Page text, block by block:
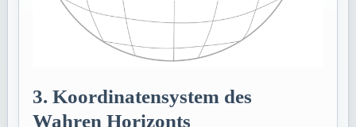
3. Koordinatensystem des
Wahren Horizonts